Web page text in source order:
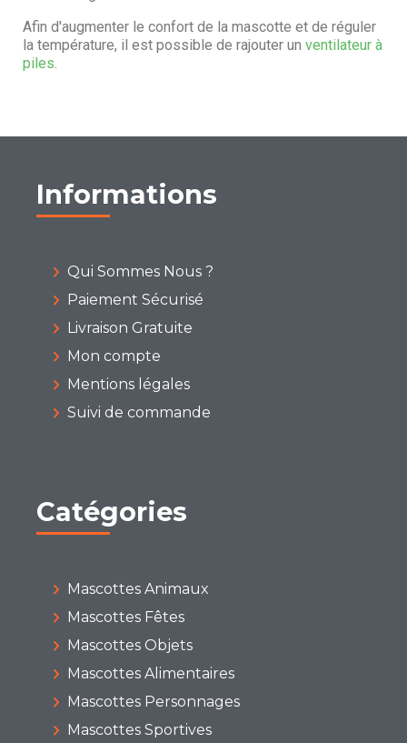
Afin d'augmenter le confort de la mascotte et de réguler
la température, il est possible de rajouter un ventilateur à
piles.
Informations
Qui Sommes Nous ?
Paiement Sécurisé
Livraison Gratuite
Mon compte
Mentions légales
Suivi de commande
Catégories
Mascottes Animaux
Mascottes Fêtes
Mascottes Objets
Mascottes Alimentaires
Mascottes Personnages
Mascottes Sportives